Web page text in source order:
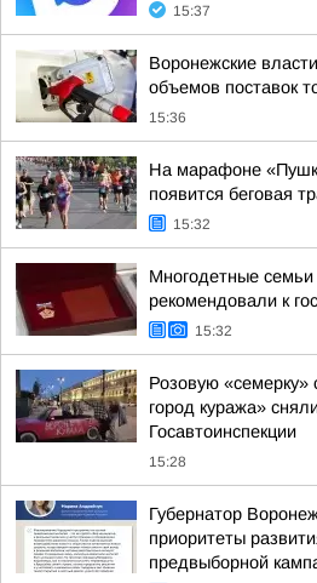
15:37
Воронежские
объемов поставок
15:36
На марафоне
появится беговая
15:32
Многодетные семьи
рекомендовали к
15:32
Розовую
город куража»
Госавтоинспекции
15:28
Губернатор
приоритеты
предвыборной